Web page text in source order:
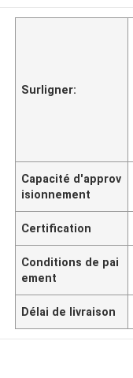
Surligner:
Capacité d'approv
isionnement
Certification
Conditions de pai
ement
Délai de livraison